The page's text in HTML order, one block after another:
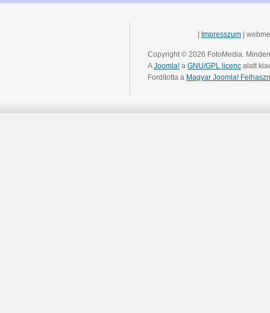
Impresszum |
Copyright © 2026 FotoMedia.
AJoomla! a GNU/GPL licenc alatt
Fordította a Magyar Joomla!